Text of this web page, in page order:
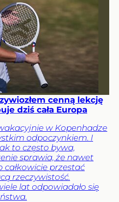
cenną lekcję
dziś cała Europa
w Kopenhadze
odpoczynkiem. I
to często bywa,
sprawia, że nawet
przestać
rzeczywistość.
lat odpowiadało się